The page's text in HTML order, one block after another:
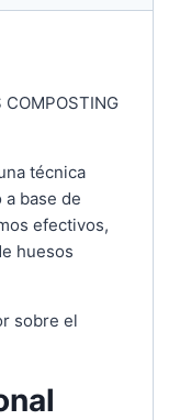
COMPOSTING
técnica
base de
efectivos,
huesos
sobre el